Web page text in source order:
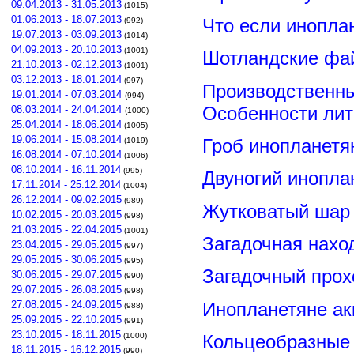
09.04.2013 - 31.05.2013 (1015)
01.06.2013 - 18.07.2013 (992)
19.07.2013 - 03.09.2013 (1014)
04.09.2013 - 20.10.2013 (1001)
21.10.2013 - 02.12.2013 (1001)
03.12.2013 - 18.01.2014 (997)
19.01.2014 - 07.03.2014 (994)
08.03.2014 - 24.04.2014 (1000)
25.04.2014 - 18.06.2014 (1005)
19.06.2014 - 15.08.2014 (1019)
16.08.2014 - 07.10.2014 (1006)
08.10.2014 - 16.11.2014 (995)
17.11.2014 - 25.12.2014 (1004)
26.12.2014 - 09.02.2015 (989)
10.02.2015 - 20.03.2015 (998)
21.03.2015 - 22.04.2015 (1001)
23.04.2015 - 29.05.2015 (997)
29.05.2015 - 30.06.2015 (995)
30.06.2015 - 29.07.2015 (990)
29.07.2015 - 26.08.2015 (998)
27.08.2015 - 24.09.2015 (988)
25.09.2015 - 22.10.2015 (991)
23.10.2015 - 18.11.2015 (1000)
18.11.2015 - 16.12.2015 (990)
Что если
Шотландские
Особенности
Гроб
Двуногий
Жутковатый шар
Загадочная
Загадочный
Инопланетяне